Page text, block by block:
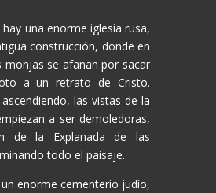
hay una enorme iglesia rusa,
construcción, donde en
monjas se afanan por sacar
a un retrato de Cristo.
las vistas de la
a ser demoledoras,
de la Explanada de las
todo el paisaje.
enorme cementerio judío,